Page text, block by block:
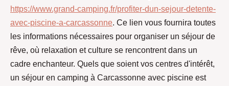
https://www.grand-camping.fr/profiter-dun-sejour-detente-
avec-piscine-a-carcassonne. Ce lien vous fournira toutes
les informations nécessaires pour organiser un séjour de
rêve, où relaxation et culture se rencontrent dans un
cadre enchanteur. Quels que soient vos centres d'intérêt,
un séjour en camping à Carcassonne avec piscine est